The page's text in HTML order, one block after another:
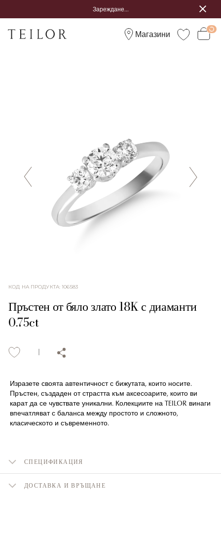
Зареждане...
Магазини
КОД НА ПРОДУКТА:106583
Пръстен от бяло злато 18K с диаманти
0.75ct
Изразете своята автентичност с бижутата, които носите.
Пръстен, създаден от страстта към аксесоарите, които ви
карат да се чувствате уникални. Колекциите на TEILOR винаги
впечатляват с баланса между простото и сложното,
класическото и съвременното.
СПЕЦИФИКАЦИЯ
ДОСТАВКА И ВРЪЩАНЕ